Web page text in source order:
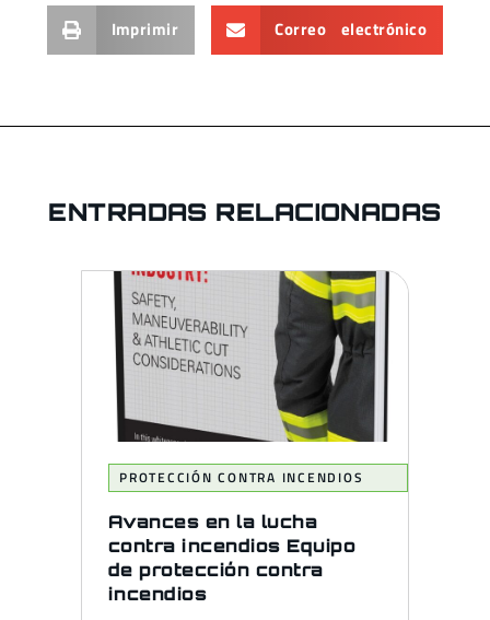
Imprimir Correo electrónico
ENTRADAS RELACIONADAS
PROTECCIÓN CONTRA INCENDIOS
Avances en la lucha
contra incendios Equipo
de protección contra
incendios